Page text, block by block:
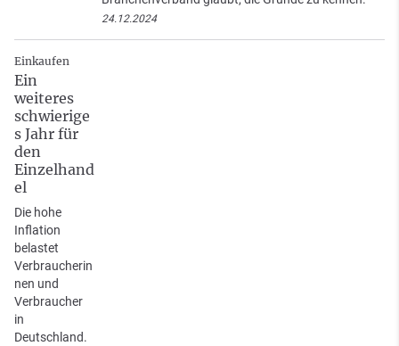
24.12.2024
Einkaufen
Ein
weiteres
schwierige
s Jahr für
den
Einzelhand
el
Die hohe
Inflation
belastet
Verbraucherin
nen und
Verbraucher
in
Deutschland.